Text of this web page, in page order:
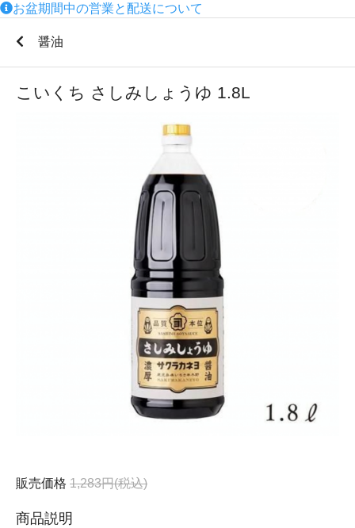
お盆期間中の営業と配送について
醤油
こいくち さしみしょうゆ 1.8L
販売価格 1,283円(税込)
商品説明